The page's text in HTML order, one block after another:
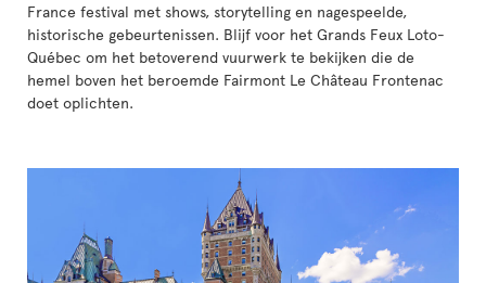
France festival met shows, storytelling en nagespeelde,
historische gebeurtenissen. Blijf voor het Grands Feux Loto-
Québec om het betoverend vuurwerk te bekijken die de
hemel boven het beroemde Fairmont Le Château Frontenac
doet oplichten.